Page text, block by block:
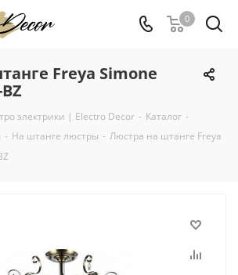
0
Freya Simone
электрики | Electro Decor - Каталог -
- На штанге люстры - Люстра на штанге Freya